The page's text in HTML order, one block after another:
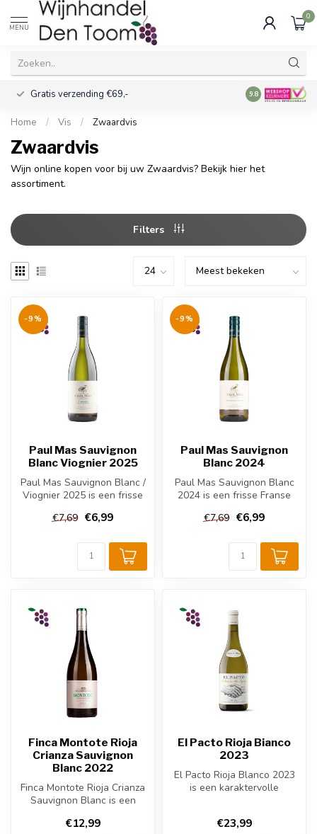
MENU
0
Gratis verzending €69,- Voor 16:00
9.8
Home / Vis / Zwaardvis
Zwaardvis
Wijn online kopen voor bij uw Zwaardvis? Bekijk hier het
assortiment.
Filters
-9%
Paul Mas Sauvignon
Blanc Viognier 2025
Paul Mas Sauvignon Blanc /
Viognier 2025 is een frisse
€7,69 €6,99
-9%
Paul Mas Sauvignon
Blanc 2024
Paul Mas Sauvignon Blanc
2024 is een frisse Franse
...
€7,69 €6,99
Finca Montote Rioja
Crianza Sauvignon
Blanc 2022
Finca Montote Rioja Crianza
Sauvignon Blanc is een
...
€12,99
El Pacto Rioja Bianco
2023
El Pacto Rioja Blanco 2023
is een karaktervolle
€23,99